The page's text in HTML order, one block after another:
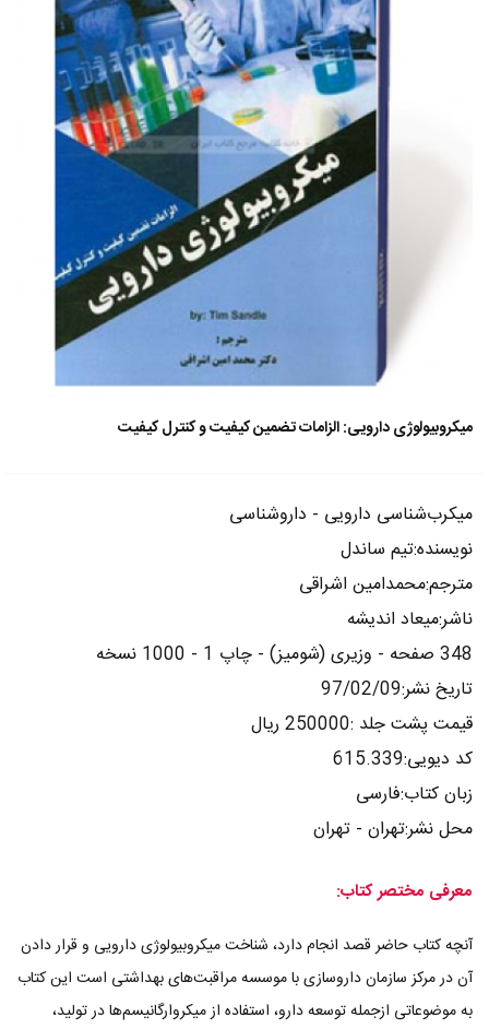
میکروبیولوژی دارویی: الزامات تضمین کیفیت و کنترل کیفیت
میکرب‌شناسی دارویی - داروشناسی
نویسنده:تیم ساندل
مترجم:محمدامین اشراقی
ناشر:میعاد اندیشه
348 صفحه - وزیری (شومیز) - چاپ 1 - 1000 نسخه
تاریخ نشر:97/02/09
قیمت پشت جلد :250000 ریال
کد دیویی:615.339
زبان کتاب:فارسی
محل نشر:تهران - تهران
معرفی مختصر کتاب:
آنچه کتاب حاضر قصد انجام دارد، شناخت میکروبیولوژی دارویی و قرار دادن
آن در مرکز سازمان داروسازی با موسسه مراقبت‌های بهداشتی است این کتاب
به موضوعاتی ازجمله توسعه دارو، استفاده از میکروارگانیسم‌ها در تولید،